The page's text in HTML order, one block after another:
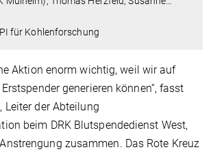
für Kohlenforschung
Aktion enorm wichtig, weil wir auf
generieren können“, fasst
Leiter der Abteilung
beim DRK Blutspendedienst West,
zusammen. Das Rote Kreuz